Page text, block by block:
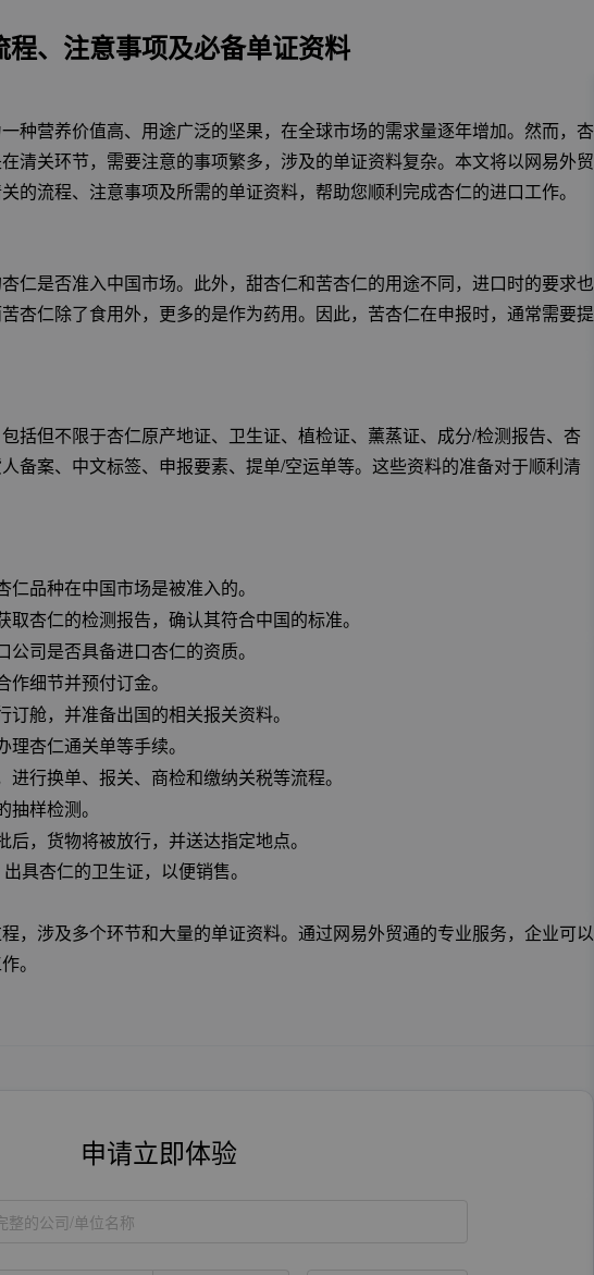
、注意事项及必备单证资料
种营养价值高、用途广泛的坚果，在全球市场的需求量逐年增加。然而，杏
清关环节，需要注意的事项繁多，涉及的单证资料复杂。本文将以网易外贸
的流程、注意事项及所需的单证资料，帮助您顺利完成杏仁的进口工作。
仁是否准入中国市场。此外，甜杏仁和苦杏仁的用途不同，进口时的要求也
杏仁除了食用外，更多的是作为药用。因此，苦杏仁在申报时，通常需要提
括但不限于杏仁原产地证、卫生证、植检证、薰蒸证、成分/检测报告、杏
备案、中文标签、申报要素、提单/空运单等。这些资料的准备对于顺利清
仁品种在中国市场是被准入的。
取杏仁的检测报告，确认其符合中国的标准。
公司是否具备进口杏仁的资质。
作细节并预付订金。
订舱，并准备出国的相关报关资料。
理杏仁通关单等手续。
进行换单、报关、商检和缴纳关税等流程。
抽样检测。
，货物将被放行，并送达指定地点。
具杏仁的卫生证，以便销售。
，涉及多个环节和大量的单证资料。通过网易外贸通的专业服务，企业可以
。
申请立即体验
整的公司/单位名称